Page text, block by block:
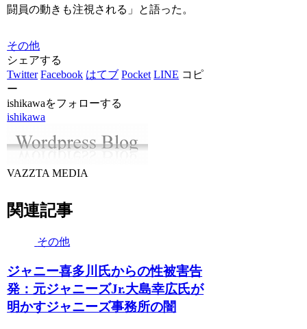
闘員の動きも注視される」と語った。
その他
シェアする
Twitter Facebook はてブ Pocket LINE コピ
ー
ishikawaをフォローする
ishikawa
VAZZTA MEDIA
関連記事
その他
ジャニー喜多川氏からの性被害告
発：元ジャニーズJr.大島幸広氏が
明かすジャニーズ事務所の闇